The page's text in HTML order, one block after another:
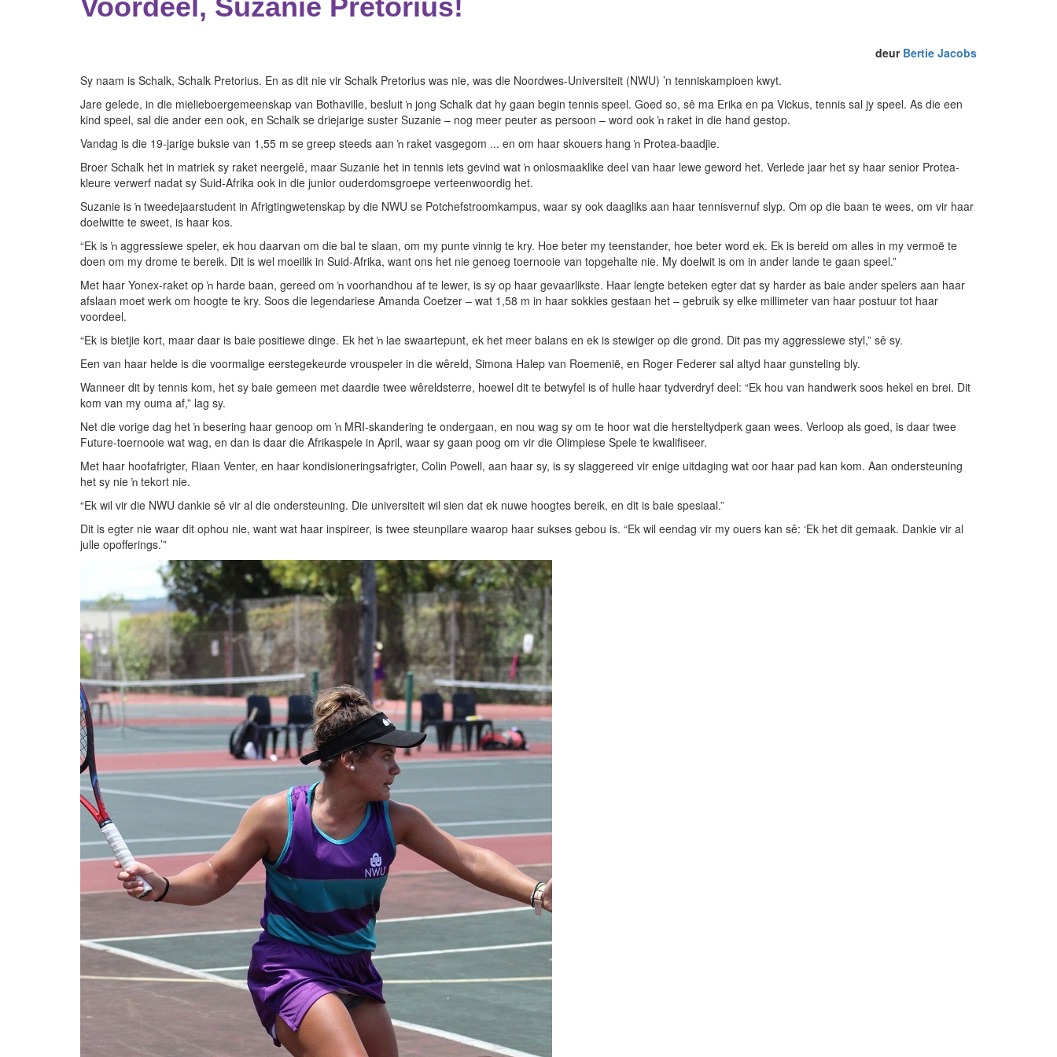
Voordeel, Suzanie Pretorius!
deur Bertie Jacobs
Sy naam is Schalk, Schalk Pretorius. En as dit nie vir Schalk Pretorius was nie, was die Noordwes-Universiteit (NWU) ’n tenniskampioen kwyt.
Jare gelede, in die mielieboergemeenskap van Bothaville, besluit ŉ jong Schalk dat hy gaan begin tennis speel. Goed so, sê ma Erika en pa Vickus, tennis sal jy speel. As die een
kind speel, sal die ander een ook, en Schalk se driejarige suster Suzanie – nog meer peuter as persoon – word ook ŉ raket in die hand gestop.
Vandag is die 19-jarige buksie van 1,55 m se greep steeds aan ŉ raket vasgegom ... en om haar skouers hang ŉ Protea-baadjie.
Broer Schalk het in matriek sy raket neergelê, maar Suzanie het in tennis iets gevind wat ŉ onlosmaaklike deel van haar lewe geword het. Verlede jaar het sy haar senior Protea-
kleure verwerf nadat sy Suid-Afrika ook in die junior ouderdomsgroepe verteenwoordig het.
Suzanie is ŉ tweedejaarstudent in Afrigtingwetenskap by die NWU se Potchefstroomkampus, waar sy ook daagliks aan haar tennisvernuf slyp. Om op die baan te wees, om vir haar
doelwitte te sweet, is haar kos.
“Ek is ŉ aggressiewe speler, ek hou daarvan om die bal te slaan, om my punte vinnig te kry. Hoe beter my teenstander, hoe beter word ek. Ek is bereid om alles in my vermoë te
doen om my drome te bereik. Dit is wel moeilik in Suid-Afrika, want ons het nie genoeg toernooie van topgehalte nie. My doelwit is om in ander lande te gaan speel.”
Met haar Yonex-raket op ŉ harde baan, gereed om ŉ voorhandhou af te lewer, is sy op haar gevaarlikste. Haar lengte beteken egter dat sy harder as baie ander spelers aan haar
afslaan moet werk om hoogte te kry. Soos die legendariese Amanda Coetzer – wat 1,58 m in haar sokkies gestaan het – gebruik sy elke millimeter van haar postuur tot haar
voordeel.
“Ek is bietjie kort, maar daar is baie positiewe dinge. Ek het ŉ lae swaartepunt, ek het meer balans en ek is stewiger op die grond. Dit pas my aggressiewe styl,” sê sy.
Een van haar helde is die voormalige eerstegekeurde vrouspeler in die wêreld, Simona Halep van Roemenië, en Roger Federer sal altyd haar gunsteling bly.
Wanneer dit by tennis kom, het sy baie gemeen met daardie twee wêreldsterre, hoewel dit te betwyfel is of hulle haar tydverdryf deel: “Ek hou van handwerk soos hekel en brei. Dit
kom van my ouma af,” lag sy.
Net die vorige dag het ŉ besering haar genoop om ŉ MRI-skandering te ondergaan, en nou wag sy om te hoor wat die hersteltydperk gaan wees. Verloop als goed, is daar twee
Future-toernooie wat wag, en dan is daar die Afrikaspele in April, waar sy gaan poog om vir die Olimpiese Spele te kwalifiseer.
Met haar hoofafrigter, Riaan Venter, en haar kondisioneringsafrigter, Colin Powell, aan haar sy, is sy slaggereed vir enige uitdaging wat oor haar pad kan kom. Aan ondersteuning
het sy nie ŉ tekort nie.
“Ek wil vir die NWU dankie sê vir al die ondersteuning. Die universiteit wil sien dat ek nuwe hoogtes bereik, en dit is baie spesiaal.”
Dit is egter nie waar dit ophou nie, want wat haar inspireer, is twee steunpilare waarop haar sukses gebou is. “Ek wil eendag vir my ouers kan sê: ‘Ek het dit gemaak. Dankie vir al
julle opofferings.’”